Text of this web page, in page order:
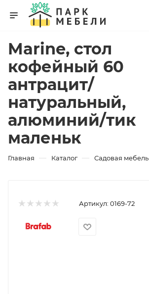
Marine, стол
кофейный 60
антрацит/
натуральный,
алюминий/тик
маленьк
Главная — Каталог — Садовая мебель
Артикул: 0169-72